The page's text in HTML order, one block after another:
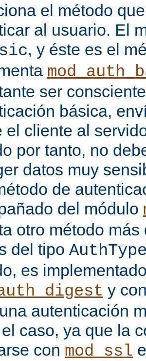
el método
al usuario. El
, y éste es el
ser
básica,
el cliente al
por tanto, no
datos muy
de
del módulo
otro método
del tipo
es
y
autenticación
caso, ya que la
con mod_ssl